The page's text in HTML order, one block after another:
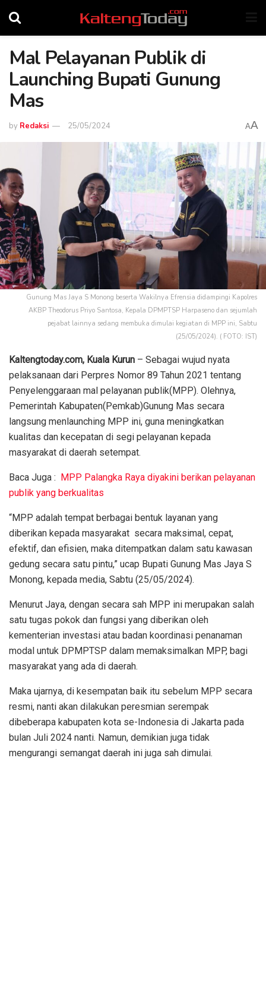
Mal Pelayanan Publik di
Launching Bupati Gunung
Mas
by Redaksi 25/05/2024 AA
Gunung Mas Jaya S Monong beserta Wakilnya Efrensia didampingi Kapolres
AKBP Theodorus Priyo Santosa, Kepala DPMPTSP Harpaseno dan sejumlah
pejabat lainnya sedang membuka dimulai kegiatan di MPP ini, Sabtu
(25/05/2024). ( FOTO: IST)
Kaltengtoday.com, Kuala Kurun – Sebagai wujud nyata
pelaksanaan dari Perpres Nomor 89 Tahun 2021 tentang
Penyelenggaraan mal pelayanan publik(MPP). Olehnya,
Pemerintah Kabupaten(Pemkab)Gunung Mas secara
langsung menlaunching MPP ini, guna meningkatkan
kualitas dan kecepatan di segi pelayanan kepada
masyarakat di daerah setempat.
Baca Juga : MPP Palangka Raya diyakini berikan pelayanan
publik yang berkualitas
“MPP adalah tempat berbagai bentuk layanan yang
diberikan kepada masyarakat secara maksimal, cepat,
efektif, dan efisien, maka ditempatkan dalam satu kawasan
gedung secara satu pintu,” ucap Bupati Gunung Mas Jaya S
Monong, kepada media, Sabtu (25/05/2024).
Menurut Jaya, dengan secara sah MPP ini merupakan salah
satu tugas pokok dan fungsi yang diberikan oleh
kementerian investasi atau badan koordinasi penanaman
modal untuk DPMPTSP dalam memaksimalkan MPP, bagi
masyarakat yang ada di daerah.
Maka ujarnya, di kesempatan baik itu sebelum MPP secara
resmi, nanti akan dilakukan peresmian serempak
dibeberapa kabupaten kota se-Indonesia di Jakarta pada
bulan Juli 2024 nanti. Namun, demikian juga tidak
mengurangi semangat daerah ini juga sah dimulai.